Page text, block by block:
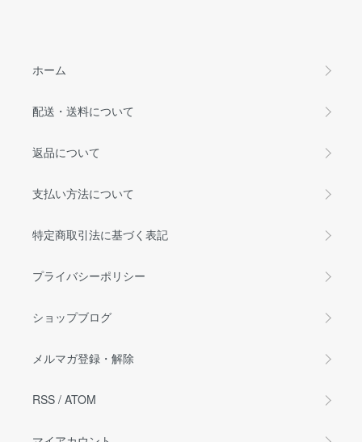
ホーム
配送・送料について
返品について
支払い方法について
特定商取引法に基づく表記
プライバシーポリシー
ショップブログ
メルマガ登録・解除
RSS / ATOM